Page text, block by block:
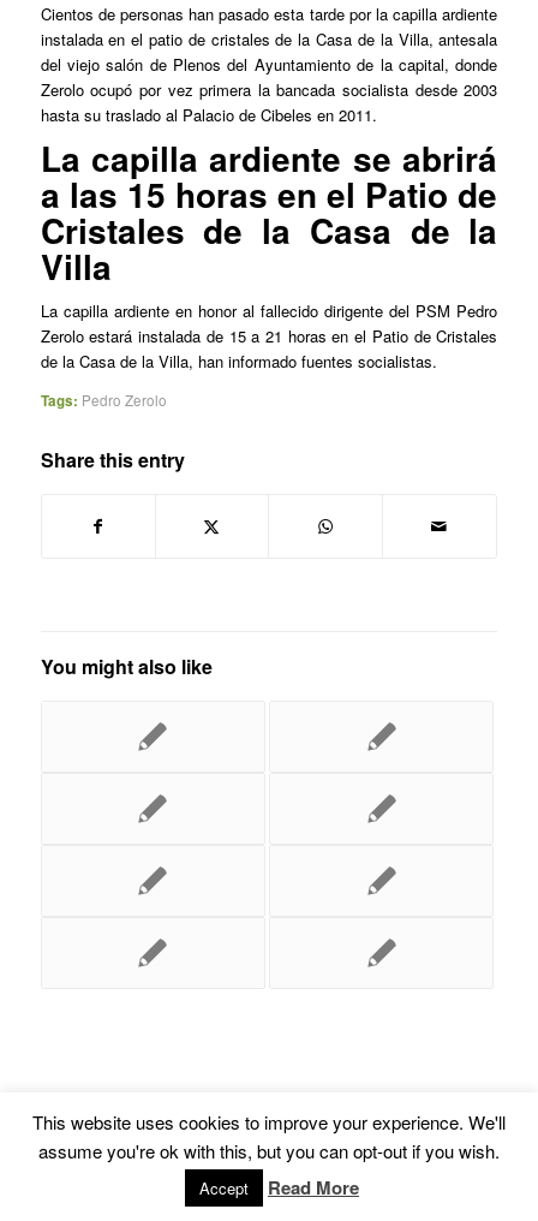
Cientos de personas han pasado esta tarde por la capilla ardiente
instalada en el patio de cristales de la Casa de la Villa, antesala
del viejo salón de Plenos del Ayuntamiento de la capital, donde
Zerolo ocupó por vez primera la bancada socialista desde 2003
hasta su traslado al Palacio de Cibeles en 2011.
La capilla ardiente se abrirá
a las 15 horas en el Patio de
Cristales de la Casa de la
Villa
La capilla ardiente en honor al fallecido dirigente del PSM Pedro
Zerolo estará instalada de 15 a 21 horas en el Patio de Cristales
de la Casa de la Villa, han informado fuentes socialistas.
Tags: Pedro Zerolo
Share this entry
You might also like
© Copyright -Euskal Herriko Gay-Les Askapen Mugimendua- powered by
This website uses cookies to improve your experience. We'll
assume you're ok with this, but you can opt-out if you wish.
Accept Read More